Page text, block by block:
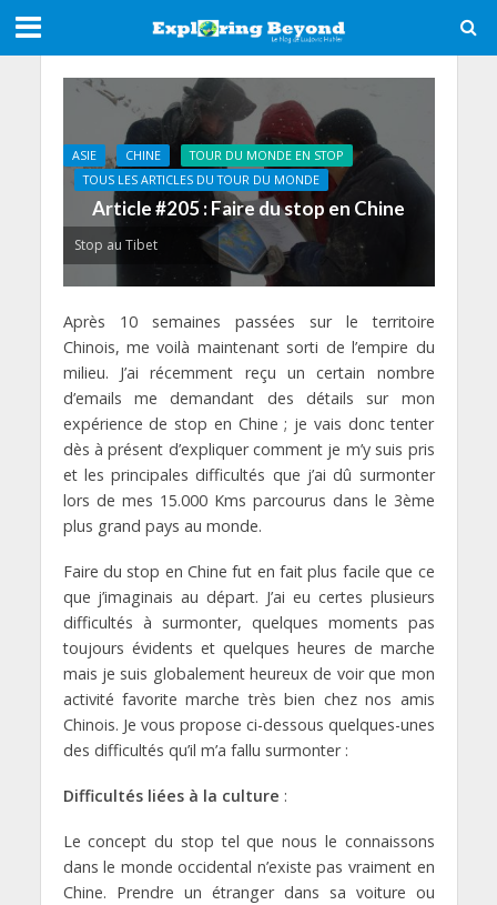
ASIE CHINE
TOUR DU MONDE EN STOP
TOUS LES ARTICLES DU TOUR DU MONDE
Article #205 : Faire du stop en Chine
Stop au Tibet
Après 10 semaines passées sur le territoire
Chinois, me voilà maintenant sorti de l’empire du
milieu. J’ai récemment reçu un certain nombre
d’emails me demandant des détails sur mon
expérience de stop en Chine ; je vais donc tenter
dès à présent d’expliquer comment je m’y suis pris
et les principales difficultés que j’ai dû surmonter
lors de mes 15.000 Kms parcourus dans le 3ème
plus grand pays au monde.
Faire du stop en Chine fut en fait plus facile que ce
que j’imaginais au départ. J’ai eu certes plusieurs
difficultés à surmonter, quelques moments pas
toujours évidents et quelques heures de marche
mais je suis globalement heureux de voir que mon
activité favorite marche très bien chez nos amis
Chinois. Je vous propose ci-dessous quelques-unes
des difficultés qu’il m’a fallu surmonter :
Difficultés liées à la culture :
Le concept du stop tel que nous le connaissons
dans le monde occidental n’existe pas vraiment en
Chine. Prendre un étranger dans sa voiture ou